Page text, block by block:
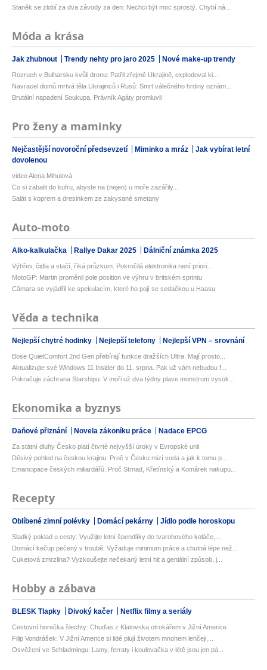
Staněk se zlobí za dva závody za den: Nechci být moc sprostý. Chybí ná...
Móda a krása
Jak zhubnout Trendy nehty pro jaro 2025 Nové make-up trendy
Rozruch v Bulharsku kvůli dronu: Patřil zřejmě Ukrajině, explodoval ki...
Navracel domů mrtvá těla Ukrajinců i Rusů: Smrt válečného hrdiny oznám...
Brutální napadení Soukupa. Právník Agáty promluvil
Pro ženy a maminky
Nejčastější novoroční předsevzetí Miminko a mráz
Jak vybírat letní
dovolenou
video Alena Mihulová
Co si zabalit do kufru, abyste na (nejen) u moře zazářily...
Salát s koprem a dresinkem ze zakysané smetany
Auto-moto
Alko-kalkulačka Rallye Dakar 2025 Dálniční známka 2025
Výhřev, čidla a stačí, říká průzkum. Pokročilá elektronika není priori...
MotoGP: Martin proměnil pole position ve výhru v britském sprintu
Câmara se vyjádřil ke spekulacím, které ho pojí se sedačkou u Haasu
Věda a technika
Nejlepší chytré hodinky Nejlepší telefony Nejlepší VPN – srovnání
Bose QuietComfort 2nd Gen přebírají funkce dražších Ultra. Mají prosto...
Aktualizujte své Windows 11 Insider do 11. srpna. Pak už vám nebudou f...
Pokračuje záchrana Starshipu. V moři už dva týdny plave monstrum vysok...
Ekonomika a byznys
Daňové přiznání Novela zákoníku práce Nadace EPCG
Za státní dluhy Česko platí čtvrté nejvyšší úroky v Evropské unii
Děsivý pohled na českou krajinu. Proč v Česku mizí voda a jak k tomu p...
Emancipace českých miliardářů. Proč Strnad, Křetínský a Komárek nakupu...
Recepty
Oblíbené zimní polévky Domácí pekárny Jídlo podle horoskopu
Sladký poklad u cesty: Využijte letní špendlíky do tvarohového koláče,...
Domácí kečup pečený v troubě: Vyžaduje minimum práce a chutná lépe než...
Cuketová zmrzlina? Vyzkoušejte nečekaný letní hit a geniální způsob, j...
Hobby a zábava
BLESK Tlapky Divoký kačer Netflix filmy a seriály
Cestovní horečka šlechty: Chuďas z Klatovska otrokářem v Jižní Americe
Filip Vondrášek: V Jižní Americe si lidé plují životem mnohem lehčeji,...
Osvěžení ve Schladmingu: Lamy, ferraty i koulovačka v létě jsou jen pá...